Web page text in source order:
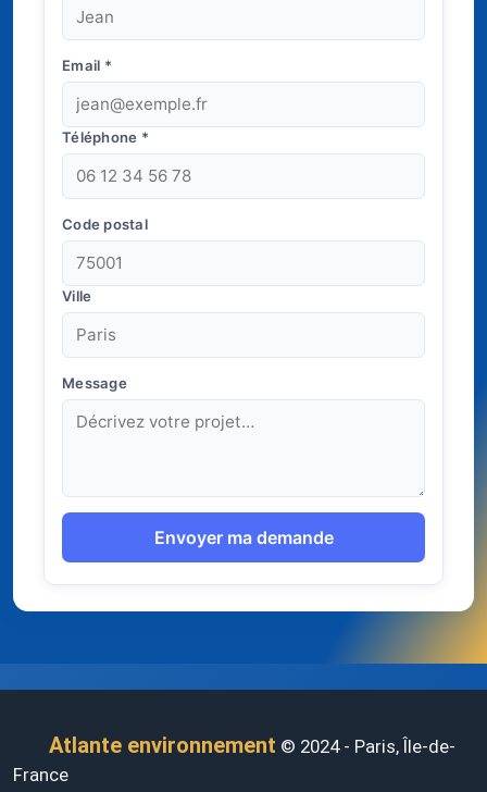
Email *
Téléphone *
Code postal
Ville
Message
Envoyer ma demande
Atlante environnement © 2024 - Paris, Île-de-
France